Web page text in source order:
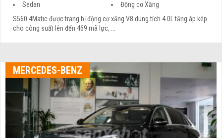
Sedan
Động cơ Xăng
S560 4Matic được trang bị động cơ xăng V8 dung tích 4.0L tăng áp kép
cho công suất lên đến 469 mã lực, ...
MERCEDES-BENZ